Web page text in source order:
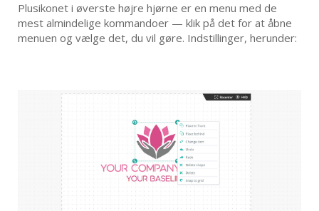
Plusikonet i øverste højre hjørne er en menu med de
mest almindelige kommandoer — klik på det for at åbne
menuen og vælge det, du vil gøre. Indstillinger, herunder: